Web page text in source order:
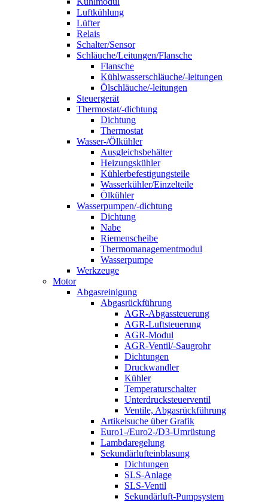
Luftkühlung
Lüfter
Relais
Schalter/Sensor
Schläuche/Leitungen/Flansche
Flansche
Kühlwasserschläuche/-leitungen
Ölschläuche/-leitungen
Steuergerät
Thermostat/-dichtung
Dichtung
Thermostat
Wasser-/Ölkühler
Ausgleichsbehälter
Heizungskühler
Kühlerbefestigungsteile
Wasserkühler/Einzelteile
Ölkühler
Wasserpumpen/-dichtung
Dichtung
Nabe
Riemenscheibe
Thermomanagementmodul
Wasserpumpe
Werkzeuge
Motor
Abgasreinigung
Abgasrückführung
AGR-Abgassteuerung
AGR-Luftsteuerung
AGR-Modul
AGR-Ventil/-Saugrohr
Dichtungen
Druckwandler
Kühler
Temperaturschalter
Unterdrucksteuerventil
Ventile, Abgasrückführung
Artikelsuche über Grafik
Euro1-/Euro2-/D3-Umrüstung
Lambdaregelung
Sekundärlufteinblasung
Dichtungen
SLS-Anlage
SLS-Ventil
Sekundärluft-Pumpsystem